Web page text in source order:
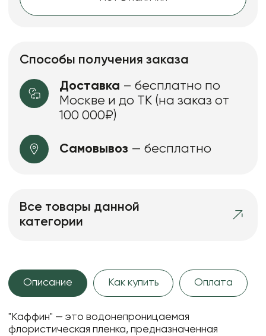
Способы получения заказа
Доставка – бесплатно по
Москве и до ТК (на заказ от
100 000₽)
Самовывоз — бесплатно
Все товары данной
категории
Описание Как купить Оплата
"Каффин" — это водонепроницаемая
флористическая пленка, предназначенная